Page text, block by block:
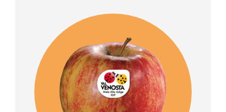
Geschmack
süßlich-feinsäuerlich mit
ausgewogenem Zucker-Säure-